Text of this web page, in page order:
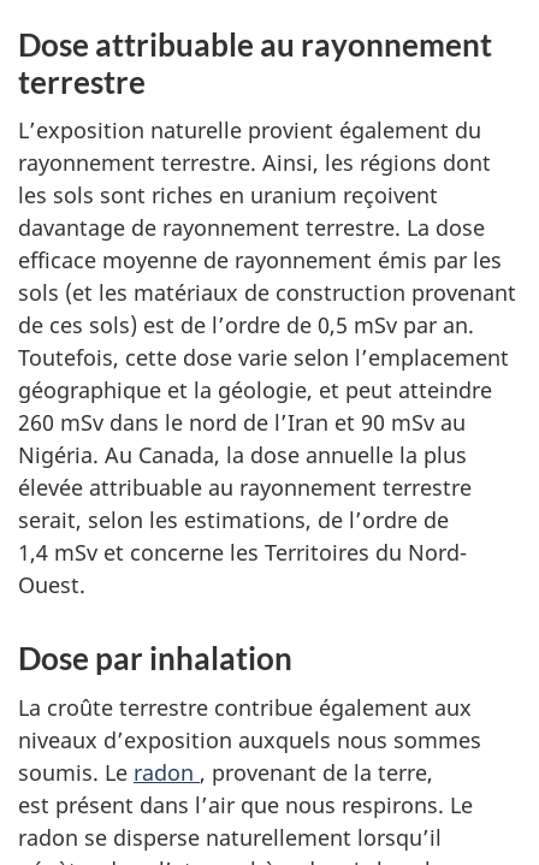
Dose attribuable au rayonnement
terrestre
L’exposition naturelle provient également du
rayonnement terrestre. Ainsi, les régions dont
les sols sont riches en uranium reçoivent
davantage de rayonnement terrestre. La dose
efficace moyenne de rayonnement émis par les
sols (et les matériaux de construction provenant
de ces sols) est de l’ordre de 0,5 mSv par an.
Toutefois, cette dose varie selon l’emplacement
géographique et la géologie, et peut atteindre
260 mSv dans le nord de l’Iran et 90 mSv au
Nigéria. Au Canada, la dose annuelle la plus
élevée attribuable au rayonnement terrestre
serait, selon les estimations, de l’ordre de
1,4 mSv et concerne les Territoires du Nord-
Ouest.
Dose par inhalation
La croûte terrestre contribue également aux
niveaux d’exposition auxquels nous sommes
soumis. Le radon , provenant de la terre,
est présent dans l’air que nous respirons. Le
radon se disperse naturellement lorsqu’il